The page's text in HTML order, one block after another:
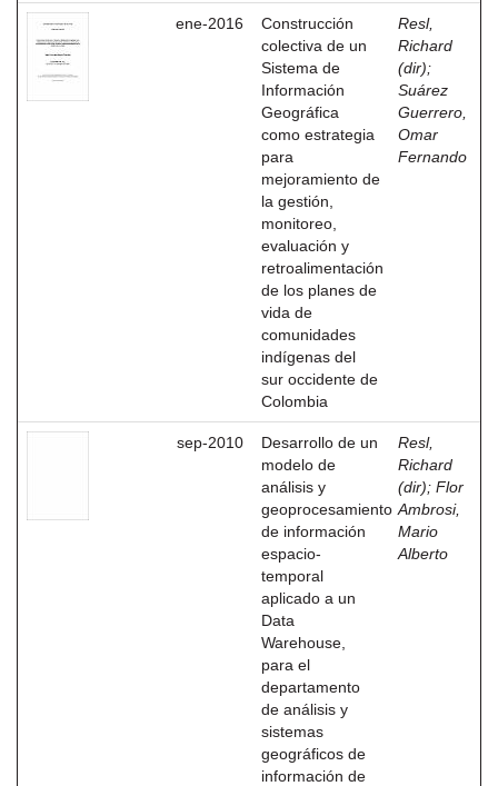
ene-2016
Construcción
colectiva de un
Sistema de
Información
Geográfica
como estrategia
para
mejoramiento de
la gestión,
monitoreo,
evaluación y
retroalimentación
de los planes de
vida de
comunidades
indígenas del
sur occidente de
Colombia
Resl,
Richard
(dir);
Suárez
Guerrero,
Omar
Fernando
sep-2010
Desarrollo de un
modelo de
análisis y
geoprocesamiento
de información
espacio-
temporal
aplicado a un
Data
Warehouse,
para el
departamento
de análisis y
sistemas
geográficos de
información de
Resl,
Richard
(dir); Flor
Ambrosi,
Mario
Alberto